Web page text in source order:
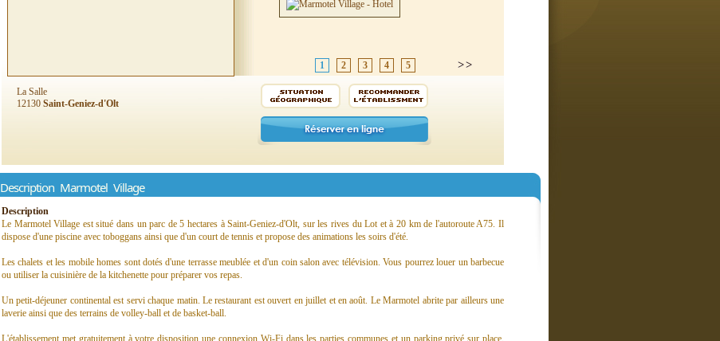
1 2 3 4 5
La Salle
12130 Saint-Geniez-d'Olt
Description Marmotel Village
Description
Le Marmotel Village est situé dans un parc de 5 hectares à Saint-Geniez-d'Olt, sur les rives du Lot et à 20 km de l'autoroute A75. Il
dispose d'une piscine avec toboggans ainsi que d'un court de tennis et propose des animations les soirs d'été.
Les chalets et les mobile homes sont dotés d'une terrasse meublée et d'un coin salon avec télévision. Vous pourrez louer un barbecue
ou utiliser la cuisinière de la kitchenette pour préparer vos repas.
Un petit-déjeuner continental est servi chaque matin. Le restaurant est ouvert en juillet et en août. Le Marmotel abrite par ailleurs une
laverie ainsi que des terrains de volley-ball et de basket-ball.
L'établissement met gratuitement à votre disposition une connexion Wi-Fi dans les parties communes et un parking privé sur place.